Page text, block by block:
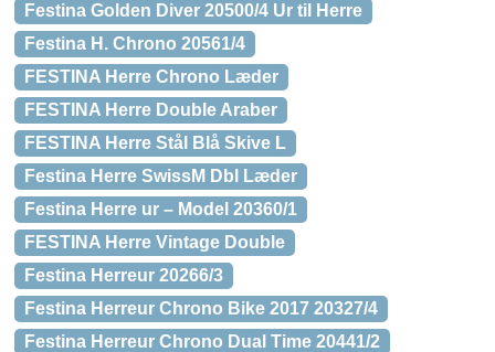
Festina Golden Diver 20500/4 Ur til Herre
Festina H. Chrono 20561/4
FESTINA Herre Chrono Læder
FESTINA Herre Double Araber
FESTINA Herre Stål Blå Skive L
Festina Herre SwissM Dbl Læder
Festina Herre ur – Model 20360/1
FESTINA Herre Vintage Double
Festina Herreur 20266/3
Festina Herreur Chrono Bike 2017 20327/4
Festina Herreur Chrono Dual Time 20441/2